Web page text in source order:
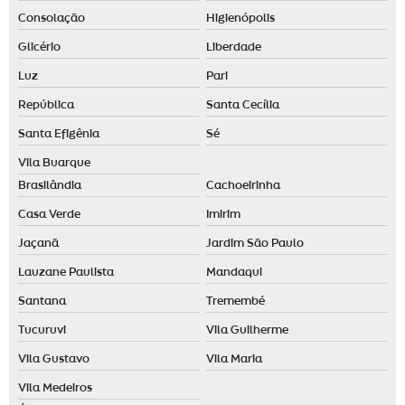
Criação de aromas personalizados para empresas
Criação de aromas personalizados para lojas
Criação de aromas personalizados sp
Desenvolvimento de aromas para empresas
Desenvolvimento de aromas personalizadas
Desenvolvimento de fragrância
Desodorante de ambiente
Desodorizador de ambiente automático
Desodorizador de ambiente spray
Desodorizador elétrico
Difusor ambiente elétrico
Difusor aromas elétrico
Consolação Higienópolis
Glicério Liberdade
Luz Pari
República Santa Cecília
Santa Efigênia Sé
Vila Buarque
Brasilândia Cachoeirinha
Casa Verde Imirim
Jaçanã Jardim São Paulo
Lauzane Paulista Mandaqui
Santana Tremembé
Tucuruvi Vila Guilherme
Vila Gustavo Vila Maria
Vila Medeiros